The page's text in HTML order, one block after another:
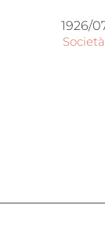
1926/